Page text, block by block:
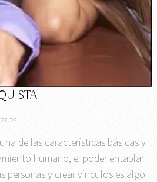
de las características básicas y
humano, el poder entablar
personas y crear vínculos es algo